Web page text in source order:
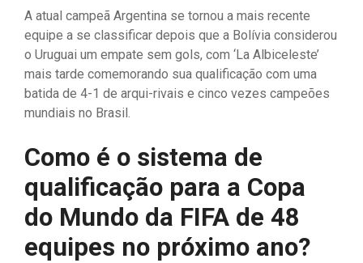
A atual campeã Argentina se tornou a mais recente
equipe a se classificar depois que a Bolívia considerou
o Uruguai um empate sem gols, com ‘La Albiceleste’
mais tarde comemorando sua qualificação com uma
batida de 4-1 de arqui-rivais e cinco vezes campeões
mundiais no Brasil.
Como é o sistema de
qualificação para a Copa
do Mundo da FIFA de 48
equipes no próximo ano?